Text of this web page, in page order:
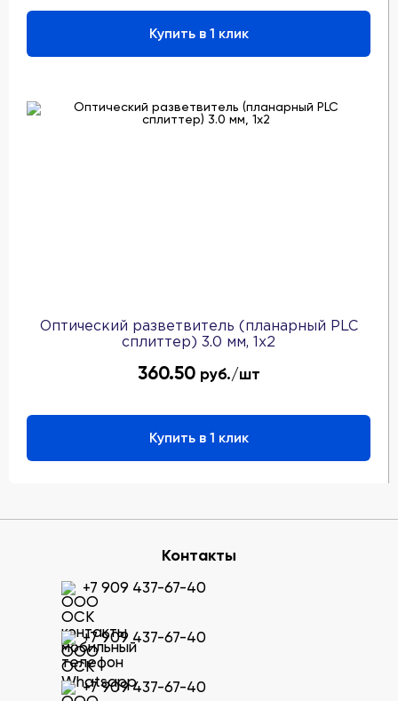
Купить в 1 клик
Оптический разветвитель (планарный PLC
сплиттер) 3.0 мм, 1x2
360.50 руб./шт
Купить в 1 клик
Контакты
+7 909 437-67-40
+7 909 437-67-40
+7 909 437-67-40